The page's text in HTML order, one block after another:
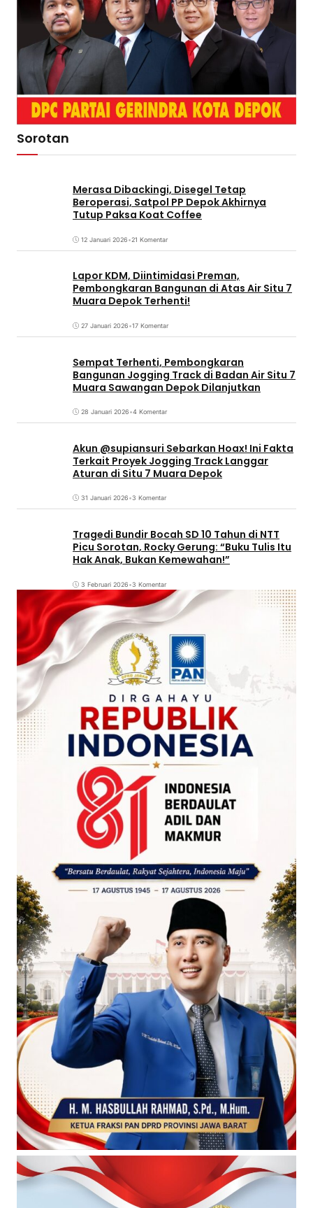
Sorotan
Merasa Dibackingi, Disegel Tetap
Beroperasi, Satpol PP Depok Akhirnya
Tutup Paksa Koat Coffee
12 Januari 2026•21 Komentar
Lapor KDM, Diintimidasi Preman,
Pembongkaran Bangunan di Atas Air Situ 7
Muara Depok Terhenti!
27 Januari 2026•17 Komentar
Sempat Terhenti, Pembongkaran
Bangunan Jogging Track di Badan Air Situ 7
Muara Sawangan Depok Dilanjutkan
28 Januari 2026•4 Komentar
Akun @supiansuri Sebarkan Hoax! Ini Fakta
Terkait Proyek Jogging Track Langgar
Aturan di Situ 7 Muara Depok
31 Januari 2026•3 Komentar
Tragedi Bundir Bocah SD 10 Tahun di NTT
Picu Sorotan, Rocky Gerung: “Buku Tulis Itu
Hak Anak, Bukan Kemewahan!”
3 Februari 2026•3 Komentar